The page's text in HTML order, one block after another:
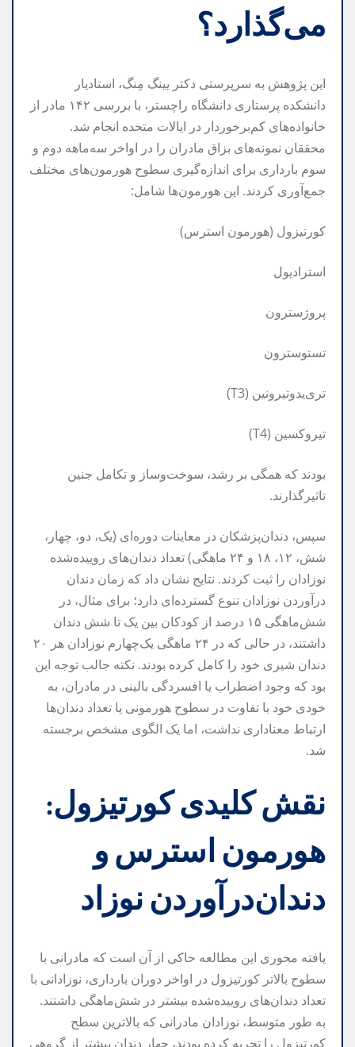
می‌گذارد؟
این پژوهش به سرپرستی دکتر یینگ مِنگ، استادیار
دانشکده پرستاری دانشگاه راچستر، با بررسی ۱۴۲ مادر از
خانواده‌های کم‌برخوردار در ایالات متحده انجام شد.
محققان نمونه‌های بزاق مادران را در اواخر سه‌ماهه دوم و
سوم بارداری برای اندازه‌گیری سطوح هورمون‌های مختلف
جمع‌آوری کردند. این هورمون‌ها شامل:
کورتیزول (هورمون استرس)
استرادیول
پروژسترون
تستوسترون
تری‌یدوتیرونین (T3)
تیروکسین (T4)
بودند که همگی بر رشد، سوخت‌وساز و تکامل جنین
تاثیرگذارند.
سپس، دندان‌پزشکان در معاینات دوره‌ای (یک، دو، چهار،
شش، ۱۲، ۱۸ و ۲۴ ماهگی) تعداد دندان‌های روییده‌شده
نوزادان را ثبت کردند. نتایج نشان داد که زمان دندان
درآوردن نوزادان تنوع گسترده‌ای دارد؛ برای مثال، در
شش‌ماهگی ۱۵ درصد از کودکان بین یک تا شش دندان
داشتند، در حالی که در ۲۴ ماهگی یک‌چهارم نوزادان هر ۲۰
دندان شیری خود را کامل کرده بودند. نکته جالب توجه این
بود که وجود اضطراب یا افسردگی بالینی در مادران، به
خودی خود با تفاوت در سطوح هورمونی یا تعداد دندان‌ها
ارتباط معناداری نداشت، اما یک الگوی مشخص برجسته
شد.
نقش کلیدی کورتیزول:
هورمون استرس و
دندان‌درآوردن نوزاد
یافته محوری این مطالعه حاکی از آن است که مادرانی با
سطوح بالاتر کورتیزول در اواخر دوران بارداری، نوزادانی با
تعداد دندان‌های روییده‌شده بیشتر در شش‌ماهگی داشتند.
به طور متوسط، نوزادان مادرانی که بالاترین سطح
کورتیزول را تجربه کرده بودند، چهار دندان بیشتر از گروهی